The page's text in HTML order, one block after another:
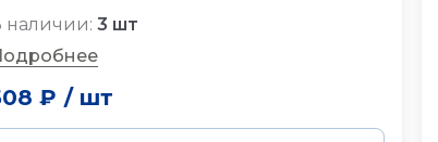
наличии: 3 шт
₽ / шт